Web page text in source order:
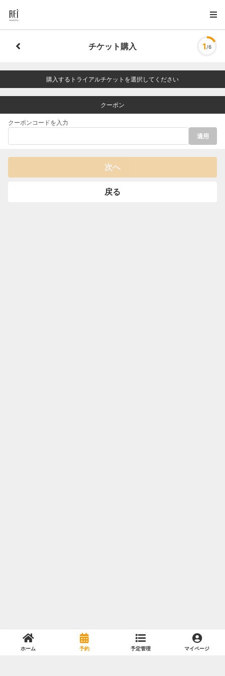
チケット購入 1 /6
購入するトライアルチケットを選択してください
クーポン
クーポンコードを入力
適用
次へ
戻る
ホーム 予約 予定管理 マイページ